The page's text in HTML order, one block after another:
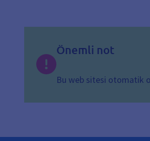
Önemli not
Bu web sitesi otomatik